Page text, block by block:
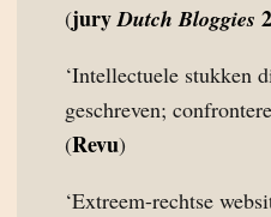
(juryDutch Bloggies
‘Intellectuele stukken
geschreven;
(Revu)
‘Extreem-rechtse